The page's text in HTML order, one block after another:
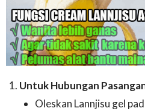
Untuk Hubungan
Oleskan Lannjisu gel